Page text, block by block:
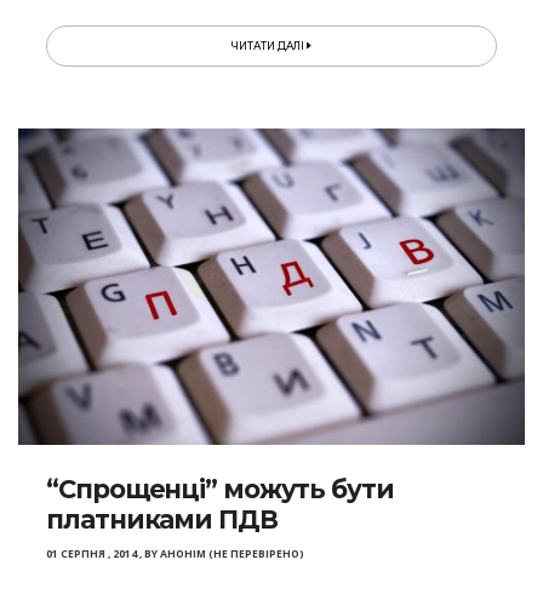
ЧИТАТИ ДАЛІ
“Спрощенці” можуть бути
платниками ПДВ
01 СЕРПНЯ , 2014,BYАНОНІМ (НЕ ПЕРЕВІРЕНО)